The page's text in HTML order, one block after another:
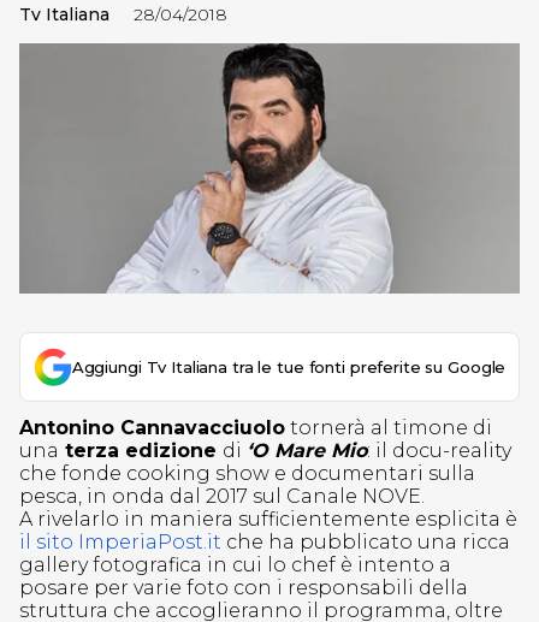
Tv Italiana 28/04/2018
Aggiungi Tv Italiana tra le tue fonti preferite su Google
Antonino Cannavacciuolo tornerà al timone di
una terza edizione di ‘O Mare Mio: il docu-reality
che fonde cooking show e documentari sulla
pesca, in onda dal 2017 sul Canale NOVE.
A rivelarlo in maniera sufficientemente esplicita è
il sito ImperiaPost.it che ha pubblicato una ricca
gallery fotografica in cui lo chef è intento a
posare per varie foto con i responsabili della
struttura che accoglieranno il programma, oltre